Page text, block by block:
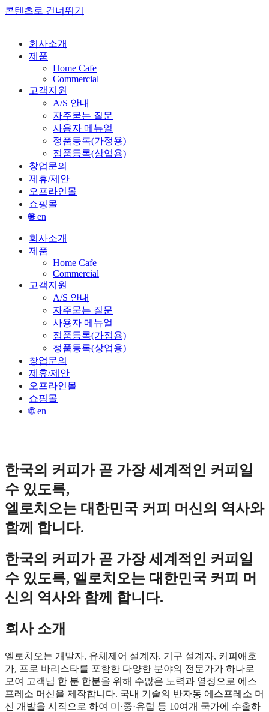
콘텐츠로 건너뛰기
회사소개
제품
Home Cafe
Commercial
고객지원
A/S 안내
자주묻는 질문
사용자 메뉴얼
정품등록(가정용)
정품등록(상업용)
창업문의
제휴/제안
오프라인몰
쇼핑몰
🌐 en
회사소개
제품
Home Cafe
Commercial
고객지원
A/S 안내
자주묻는 질문
사용자 메뉴얼
정품등록(가정용)
정품등록(상업용)
창업문의
제휴/제안
오프라인몰
쇼핑몰
🌐 en
한국의 커피가 곧 가장 세계적인 커피일
수 있도록,
엘로치오는 대한민국 커피 머신의 역사와
함께 합니다.
한국의 커피가 곧 가장 세계적인 커피일
수 있도록, 엘로치오는 대한민국 커피 머
신의 역사와 함께 합니다.
회사 소개
엘로치오는 개발자, 유체제어 설계자, 기구 설계자, 커피애호
가, 프로 바리스타를 포함한 다양한 분야의 전문가가 하나로
모여 고객님 한 분 한분을 위해 수많은 노력과 열정으로 에스
프레소 머신을 제작합니다. 국내 기술의 반자동 에스프레소 머
신 개발을 시작으로 하여 미 ·중·유럽 등 10여개 국가에 수출하